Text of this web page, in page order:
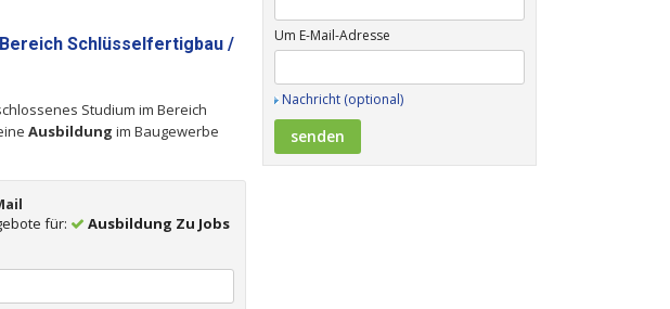
Um E-Mail-Adresse
Nachricht (optional)
Schlüsselfertigbau /
Studium im Bereich
Ausbildung im Baugewerbe
für:
Ausbildung Zu Jobs